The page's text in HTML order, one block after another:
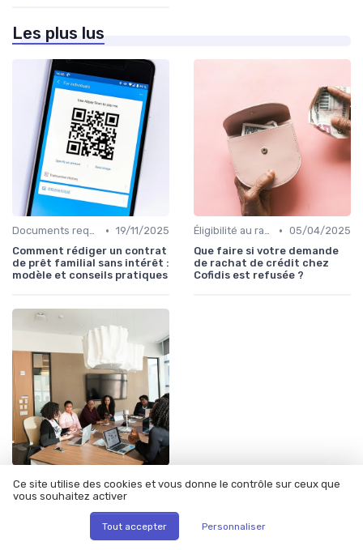
Les plus lus
Documents requis et démarches • 19/11/2025
Comment rédiger un contrat
de prêt familial sans intérêt :
modèle et conseils pratiques
Éligibilité au rachat de crédit • 05/04/2025
Que faire si votre demande
de rachat de crédit chez
Cofidis est refusée ?
Documents requis et démarches •
12/06/2025
Accédez facilement à votre
espace client Franfinance
Ce site utilise des cookies et vous donne le contrôle sur ceux que
vous souhaitez activer
Tout accepter Personnaliser